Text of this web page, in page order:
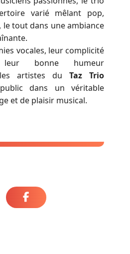
varié mêlant pop,
tout dans une ambiance
vocales, leur complicité
bonne humeur
les artistes du Taz Trio
dans un véritable
et de plaisir musical.